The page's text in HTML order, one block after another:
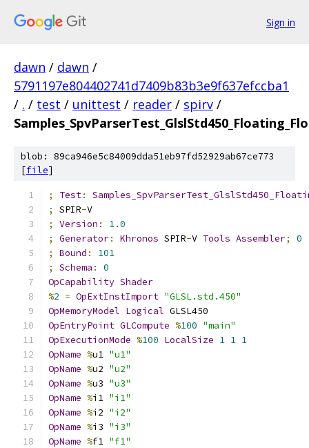
Sign in
dawn / dawn /
5791197e804402741d7409b83b3e9f637efccba1
/ . / test / unittest / reader / spirv /
blob: 89ca946e5c84009dda51eb97fd52929ab67ce773
[file]
; Test:
;
SPIR-V
;
Version :
1.0
;
Generator: Khronos SPIR-V Tools Assembler;
0
;
Bound :
101
;
Schema :
0
OpCapability Shader
%2 = OpExtInstImport "GLSL.std.450"
OpMemoryModel Logical GLSL450
OpEntryPoint GLCompute %100 "main"
OpExecutionMode %100 LocalSize 1 1 1
OpName %u1 "u1"
OpName %u2 "u2"
OpName %u3 "u3"
OpName %i1 "i1"
OpName %i2 "i2"
OpName %i3 "i3"
OpName %f1 "f1"